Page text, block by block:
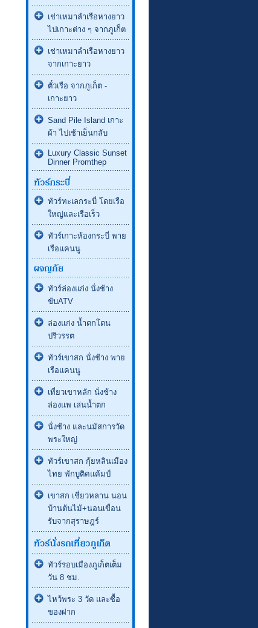
เช่าเหมาลำเรือหางยาว
ไปเกาะต่าง ๆ จากภูเก็ต
เช่าเหมาลำเรือหางยาว
จากเกาะยาว
ตั๋วเรือ จากภูเก็ต -
เกาะยาว
Sand Pile Island เกาะ
ผ้า ไปเช้าเย็นกลับ
Luxury Classic Sunset
Dinner Promthep
ทัวร์ทะเลกระบี่ โดยเรือ
ใหญ่และเรือเร็ว
ทัวร์เกาะห้องกระบี่ พาย
เรือแคนนู
ทัวร์ล่องแก่ง นั่งช้าง
ขับATV
ล่องแก่ง น้ำตกโตน
ปริวรรต
ทัวร์เขาสก นั่งช้าง พาย
เรือแคนนู
เที่ยวเขาหลัก นั่งช้าง
ล่องแพ เล่นน้ำตก
นั่งช้าง และนมัสการวัด
พระใหญ่
ทัวร์เขาสก กุ้ยหลินเมือง
ไทย พักบูติคแค้มป์
เขาสก เชี่ยวหลาน นอน
บ้านต้นไม้+นอนเขื่อน
รับจากสุราษฎร์
ทัวร์รอบเมืองภูเก็ตเต็ม
วัน 8 ชม.
ไหว้พระ 3 วัด และซื้อ
ของฝาก